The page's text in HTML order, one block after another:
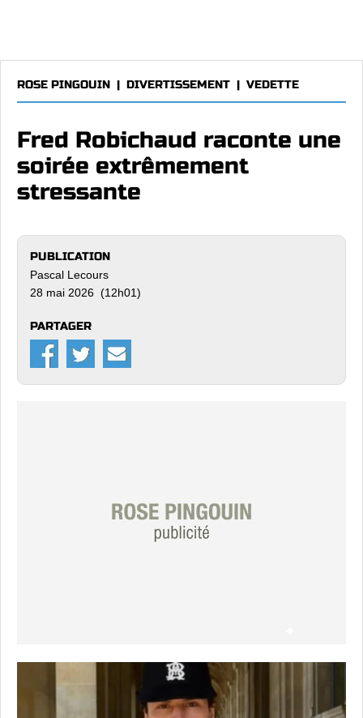
ROSE PINGOUIN | DIVERTISSEMENT | VEDETTE
Fred Robichaud raconte une
soirée extrêmement
stressante
PUBLICATION
Pascal Lecours
28 mai 2026 (12h01)
PARTAGER